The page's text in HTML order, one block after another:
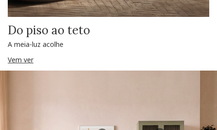
Do piso ao teto
A meia-luz acolhe
Vem ver